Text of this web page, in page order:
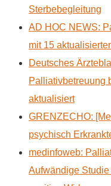
Sterbebegleitung
AD HOC NEWS:
mit 15
Deutsches
Palliativbetreuung
aktualisiert
GRENZECHO:
psychisch
medinfoweb:
Aufwändige